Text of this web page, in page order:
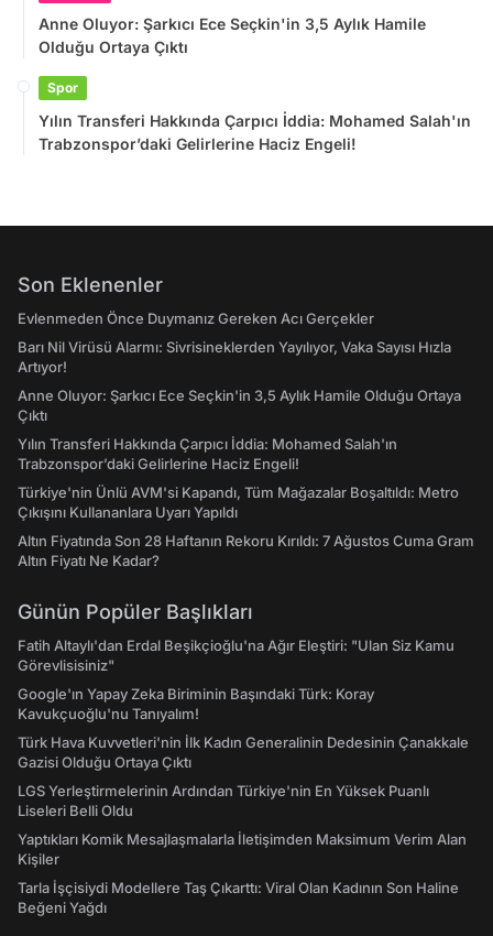
Anne Oluyor: Şarkıcı Ece Seçkin'in 3,5 Aylık Hamile
Olduğu Ortaya Çıktı
Spor
Yılın Transferi Hakkında Çarpıcı İddia: Mohamed Salah'ın
Trabzonspor’daki Gelirlerine Haciz Engeli!
Son Eklenenler
Evlenmeden Önce Duymanız Gereken Acı Gerçekler
Barı Nil Virüsü Alarmı: Sivrisineklerden Yayılıyor, Vaka Sayısı Hızla
Artıyor!
Anne Oluyor: Şarkıcı Ece Seçkin'in 3,5 Aylık Hamile Olduğu Ortaya
Çıktı
Yılın Transferi Hakkında Çarpıcı İddia: Mohamed Salah'ın
Trabzonspor’daki Gelirlerine Haciz Engeli!
Türkiye'nin Ünlü AVM'si Kapandı, Tüm Mağazalar Boşaltıldı: Metro
Çıkışını Kullananlara Uyarı Yapıldı
Altın Fiyatında Son 28 Haftanın Rekoru Kırıldı: 7 Ağustos Cuma Gram
Altın Fiyatı Ne Kadar?
Günün Popüler Başlıkları
Fatih Altaylı'dan Erdal Beşikçioğlu'na Ağır Eleştiri: "Ulan Siz Kamu
Görevlisisiniz"
Google'ın Yapay Zeka Biriminin Başındaki Türk: Koray
Kavukçuoğlu'nu Tanıyalım!
Türk Hava Kuvvetleri'nin İlk Kadın Generalinin Dedesinin Çanakkale
Gazisi Olduğu Ortaya Çıktı
LGS Yerleştirmelerinin Ardından Türkiye'nin En Yüksek Puanlı
Liseleri Belli Oldu
Yaptıkları Komik Mesajlaşmalarla İletişimden Maksimum Verim Alan
Kişiler
Tarla İşçisiydi Modellere Taş Çıkarttı: Viral Olan Kadının Son Haline
Beğeni Yağdı